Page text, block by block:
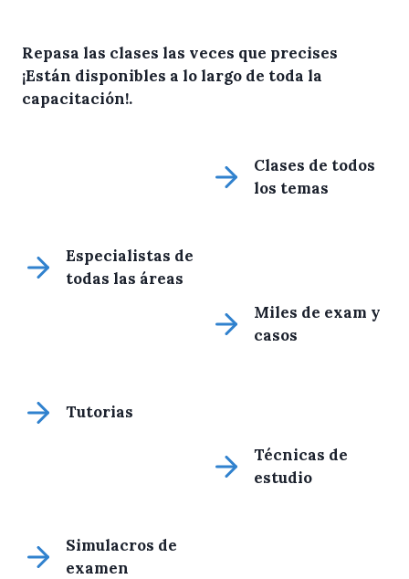
Repasa las clases las veces que precises
¡Están disponibles a lo largo de toda la
capacitación!.
Clases de todos
los temas
Especialistas de
todas las áreas
Miles de exam y
casos
Tutorias
Técnicas de
estudio
Simulacros de
examen